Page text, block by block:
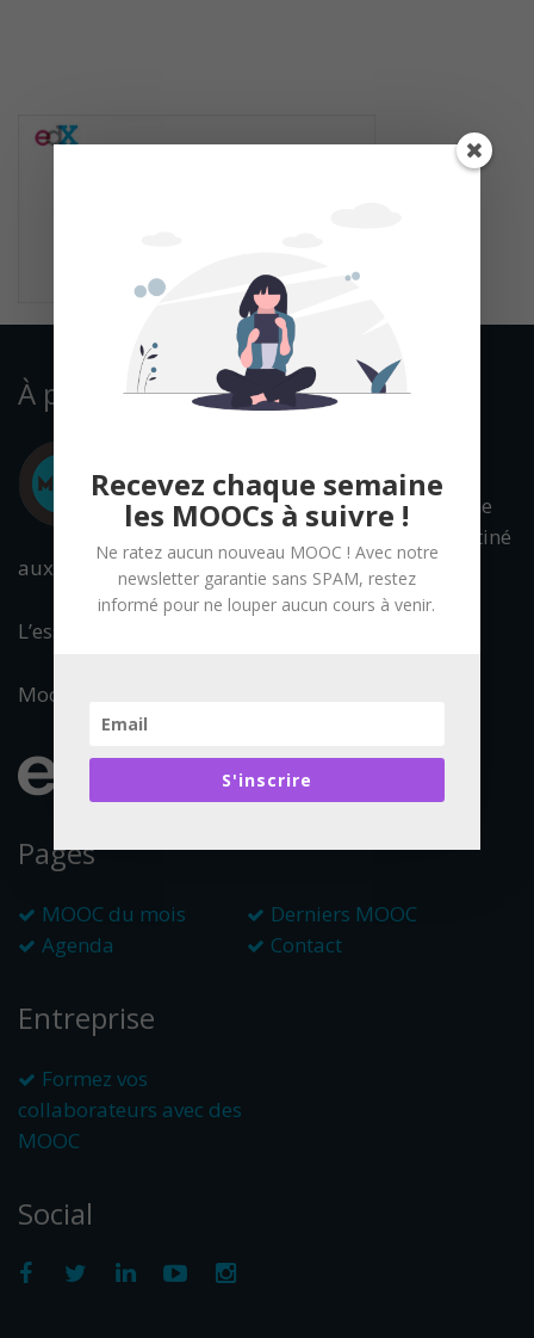
À propos
Mooc Francophone
est un portail destiné
aux cours en ligne ouverts à tous.
L’essentiel de l’offre francophone est référencée.
Mooc Francophone fait partie du réseau :
Pages
MOOC du mois
Derniers MOOC
Agenda
Contact
Entreprise
Formez vos
collaborateurs avec des
MOOC
Social
Recevez chaque semaine
les MOOCs à suivre !
Ne ratez aucun nouveau MOOC ! Avec notre
newsletter garantie sans SPAM, restez
informé pour ne louper aucun cours à venir.
S'inscrire